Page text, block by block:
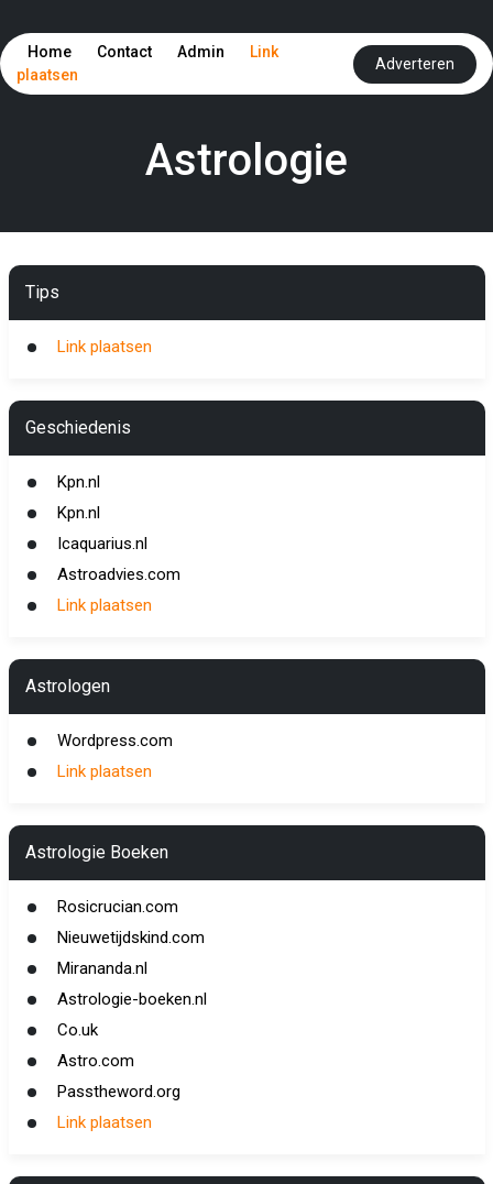
Home Contact Admin
Link
plaatsen
Adverteren
Astrologie
Tips
Link plaatsen
Geschiedenis
Kpn.nl
Kpn.nl
Icaquarius.nl
Astroadvies.com
Link plaatsen
Astrologen
Wordpress.com
Link plaatsen
Astrologie Boeken
Rosicrucian.com
Nieuwetijdskind.com
Mirananda.nl
Astrologie-boeken.nl
Co.uk
Astro.com
Passtheword.org
Link plaatsen